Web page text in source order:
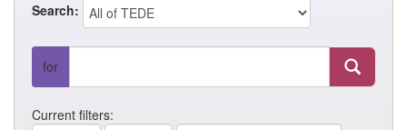
Search:
for
Current filters: